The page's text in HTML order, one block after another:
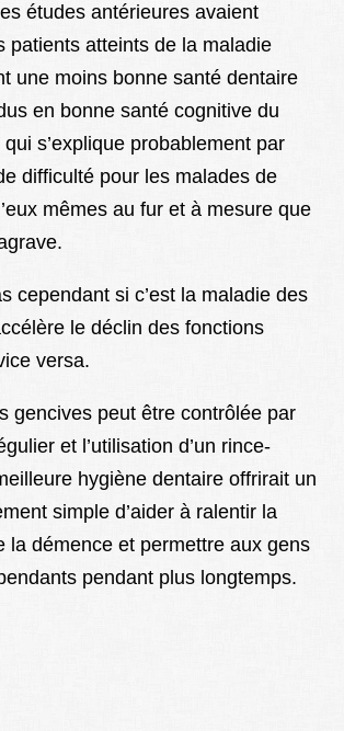
études antérieures avaient
patients atteints de la maladie
une moins bonne santé dentaire
en bonne santé cognitive du
s’explique probablement par
difficulté pour les malades de
mêmes au fur et à mesure que
cependant si c’est la maladie des
le déclin des fonctions
versa.
gencives peut être contrôlée par
et l’utilisation d’un rince-
hygiène dentaire offrirait un
simple d’aider à ralentir la
la démence et permettre aux gens
pendant plus longtemps.